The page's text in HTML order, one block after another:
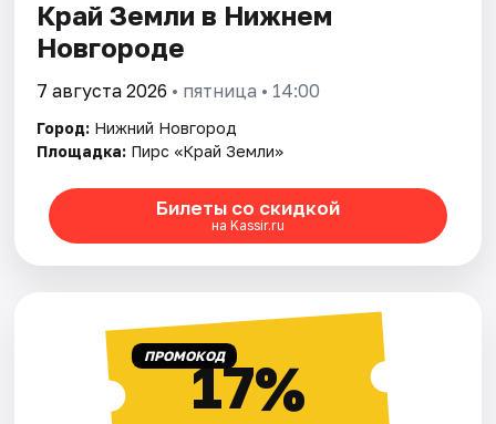
Край Земли в Нижнем
Новгороде
7 августа 2026 • пятница • 14:00
Город: Нижний Новгород
Площадка: Пирс «Край Земли»
Билеты со скидкой
на Kassir.ru
ПРОМОКОД17%